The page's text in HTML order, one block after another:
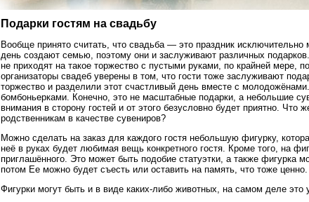
Подарки гостям на свадьбу
Вообще принято считать, что свадьба — это праздник
день создают семью, поэтому они и заслуживают различных
не приходят на такое торжество с пустыми руками, по крайней мере,
организаторы свадеб уверены в том, что гости тоже заслуживают
торжество и разделили этот счастливый день вместе с
бомбоньерками. Конечно, это не масштабные подарки, а небольшие
внимания в сторону гостей и от этого безусловно будет приятно.
родственникам в качестве сувениров?
Можно сделать на заказ для каждого гостя небольшую фигурку,
неё в руках будет любимая вещь конкретного гостя. Кроме того, на
приглашённого. Это может быть подобие статуэтки, а также фигурка
потом Ее можно будет съесть или оставить на память, что тоже ценно.
Фигурки могут быть и в виде каких-либо животных, на самом деле это